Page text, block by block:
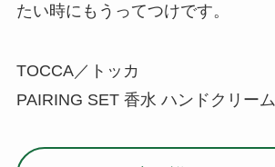
たい時にもうってつけです。
TOCCA／トッカ
PAIRING SET 香水 ハンドクリーム